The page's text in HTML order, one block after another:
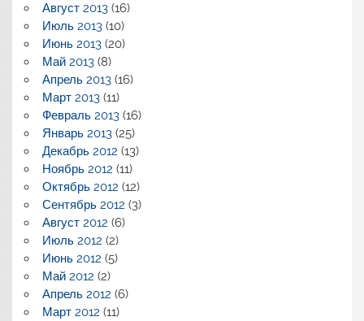
Август 2013(16)
Июль 2013(10)
Июнь 2013(20)
Май 2013(8)
Апрель 2013(16)
Март 2013(11)
Февраль 2013(16)
Январь 2013(25)
Декабрь 2012 (13)
Ноябрь 2012 (11)
Октябрь 2012 (12)
Сентябрь 2012 (3)
Август 2012 (6)
Июль 2012 (2)
Июнь 2012 (5)
Май 2012 (2)
Апрель 2012 (6)
Март 2012 (11)